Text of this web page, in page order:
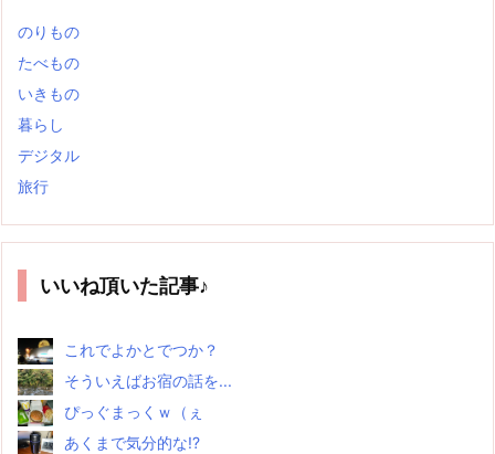
のりもの
たべもの
いきもの
暮らし
デジタル
旅行
いいね頂いた記事♪
これでよかとでつか？
そういえばお宿の話を...
ぴっぐまっくｗ（ぇ
あくまで気分的な!?